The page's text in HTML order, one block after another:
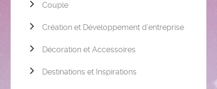
Couple
Création et Développement d’entreprise
Décoration et Accessoires
Destinations et Inspirations